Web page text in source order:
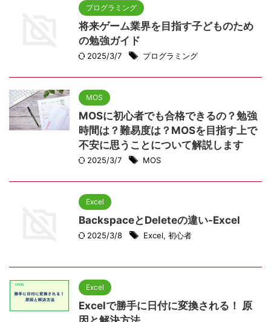
プログラミング
将来ゲーム業界を目指す子どものため
の勉強ガイド
2025/3/7 プログラミング
MOS
MOSに初心者でも合格できるの？勉強
時間は？難易度は？MOSを目指す上で
不安に思うことについて解説します
2025/3/7 MOS
Excel
BackspaceとDeleteの違い-Excel
2025/3/8 Excel, 初心者
Excel
Excelで勝手に日付に変換される！ 原